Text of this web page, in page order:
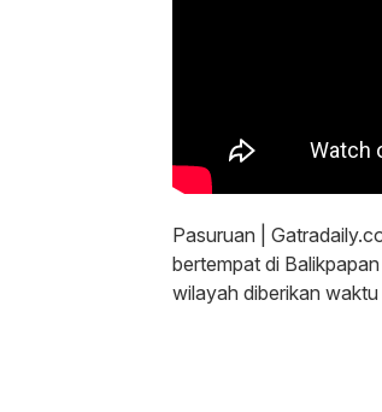
Pasuruan |
bertempat di
wilayah diberikan